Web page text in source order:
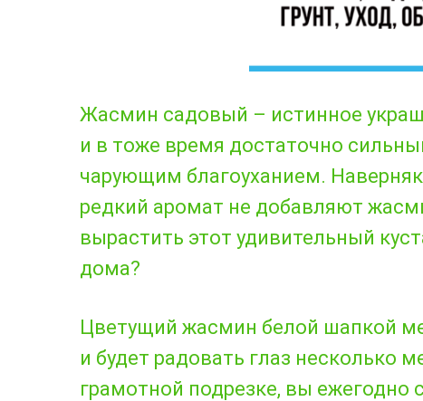
Жасмин садовый – истинное
и в тоже время достаточно
чарующим благоуханием.
редкий аромат не добавляют
вырастить этот удивительный
дома?
Цветущий жасмин белой шапкой
и будет радовать глаз несколько
грамотной подрезке, вы ежегодно